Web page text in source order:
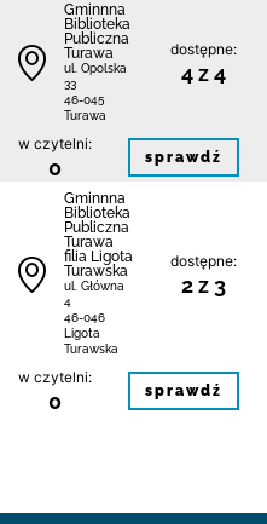
Gminnna
Biblioteka
Publiczna
Turawa
ul. Opolska
33
46-045
Turawa
dostępne:
4 z 4
w czytelni:
0 sprawdź
Gminnna
Biblioteka
Publiczna
Turawa
filia Ligota
Turawska
ul. Główna
4
46-046
Ligota
Turawska
dostępne:
2 z 3
w czytelni:
0 sprawdź